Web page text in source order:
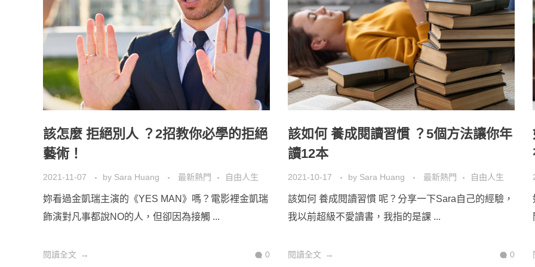
該怎麼 拒絕別人 ？2招教你必學的拒絕
藝術！
2021-11-07 by Sara Huang 最新熱門 自由人生
妳看過金凱瑞主演的《YES MAN》嗎？電影裡金凱瑞
飾演對凡事都說NO的人，但卻因為接觸 ...
閱讀全文 0
該如何 養成閱讀習慣 ？5個方法讓你年
讀12本
2021-10-17 by Sara Huang 最新熱門 自由人生
該如何 養成閱讀習慣 呢？分享一下Sara自己的經驗，
我以前超級不愛讀書，我指的是課 ...
閱讀全文 0